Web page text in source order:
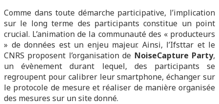
Comme dans toute démarche participative, l’implication
sur le long terme des participants constitue un point
crucial. L’animation de la communauté des « producteurs
» de données est un enjeu majeur. Ainsi, l’Ifsttar et le
CNRS proposent l’organisation de NoiseCapture Party,
un évènement durant lequel, des participants se
regroupent pour calibrer leur smartphone, échanger sur
le protocole de mesure et réaliser de manière organisée
des mesures sur un site donné.